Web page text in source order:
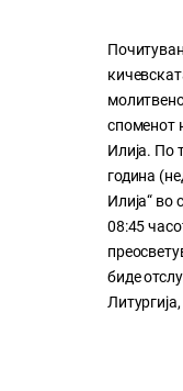
споменот
Илија. По
година
Илија“ во
08:45
биде